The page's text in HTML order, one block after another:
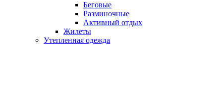
Беговые
Разминочные
Активный отдых
Жилеты
Утепленная одежда